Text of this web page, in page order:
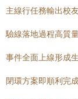
主線行任務輸出校
驗線落地過程高質
事件全面上線形成
閉環方案即順利完